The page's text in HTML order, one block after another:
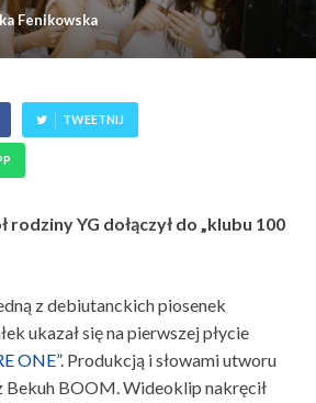
Fenikowska
TWEETNIJ
rodziny YG dołączył do „klubu 100
z debiutanckich piosenek
ukazał się na pierwszej płycie
ONE”. Produkcją i słowami utworu
Bekuh BOOM. Wideoklip nakręcił